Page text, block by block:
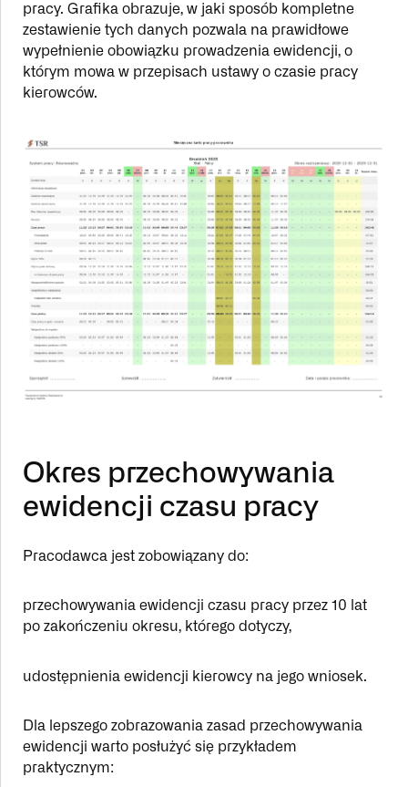
pracy. Grafika obrazuje, w jaki sposób kompletne
zestawienie tych danych pozwala na prawidłowe
wypełnienie obowiązku prowadzenia ewidencji, o
którym mowa w przepisach ustawy o czasie pracy
kierowców.
Okres przechowywania
ewidencji czasu pracy
Pracodawca jest zobowiązany do:
przechowywania ewidencji czasu pracy przez 10 lat
po zakończeniu okresu, którego dotyczy,
udostępnienia ewidencji kierowcy na jego wniosek.
Dla lepszego zobrazowania zasad przechowywania
ewidencji warto posłużyć się przykładem
praktycznym: